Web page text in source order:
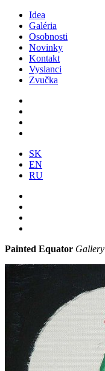
Idea
Galéria
Osobnosti
Novinky
Kontakt
Vyslanci
Zvučka
SK
EN
RU
Painted Equator Gallery